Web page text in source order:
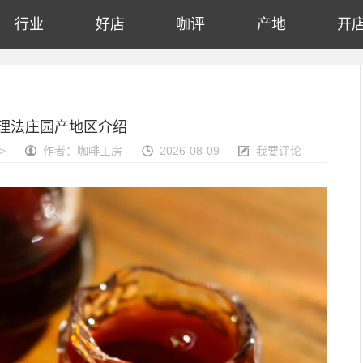
行业 好店 咖评 产地 开
法庄园产地区介绍
作者：咖啡工房 2026-08-09 我要评论